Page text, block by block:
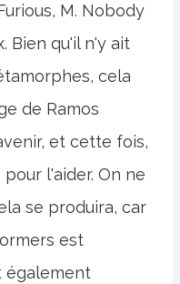
M. Nobody
Bien qu'il n'y ait
cela
de Ramos
et cette fois,
l'aider. On ne
se produira, car
est
également